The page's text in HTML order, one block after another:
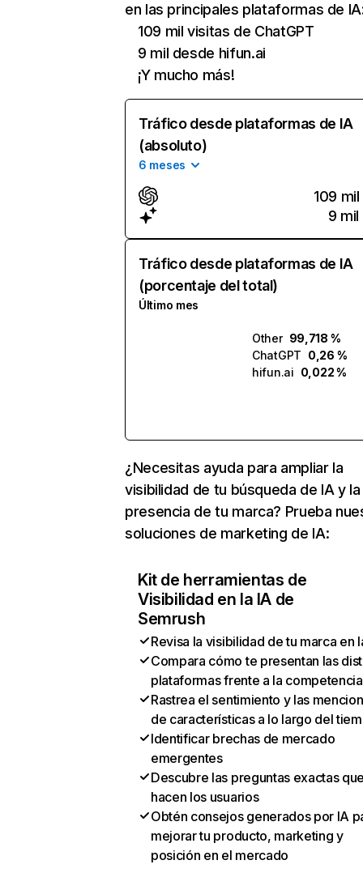
en las principales plataformas de
109 mil visitas de ChatGPT
9 mil desde hifun.ai
¡Y mucho más!
Tráfico desde plataformas de IA
(absoluto)
6 meses
109 mil
9 mil
Tráfico desde plataformas de IA
(porcentaje del total)
Último mes
Other 99,718 %
ChatGPT 0,26 %
hifun.ai 0,022 %
¿Necesitas ayuda para ampliar la
visibilidad de tu búsqueda de IA y la
presencia de tu marca? Prueba
soluciones de marketing de IA:
Kit de herramientas de
Visibilidad en la IA de
Semrush
Revisa la visibilidad de tu marca en
Compara cómo te presentan las
plataformas frente a la competencia
Rastrea el sentimiento y las
de características a lo largo del
Identificar brechas de mercado
emergentes
Descubre las preguntas exactas
hacen los usuarios
Obtén consejos generados por IA
mejorar tu producto, marketing y
posición en el mercado